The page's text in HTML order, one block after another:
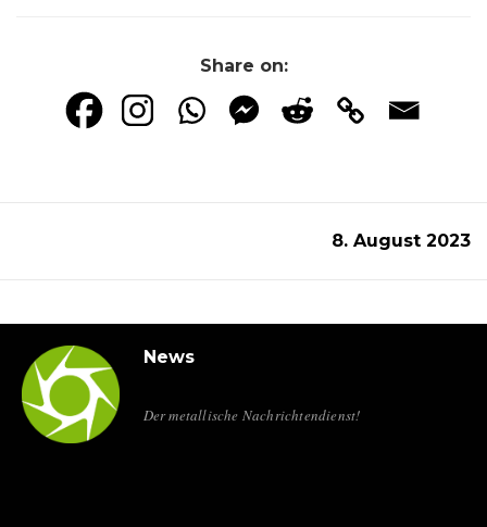
Share on:
8. August 2023
News
Der metallische Nachrichtendienst!